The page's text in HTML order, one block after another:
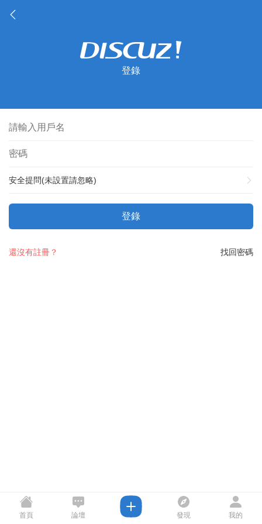
登錄
安全提問(未設置請忽略)
登錄
找回密碼
還沒有註冊？
首頁 論壇 發現 我的